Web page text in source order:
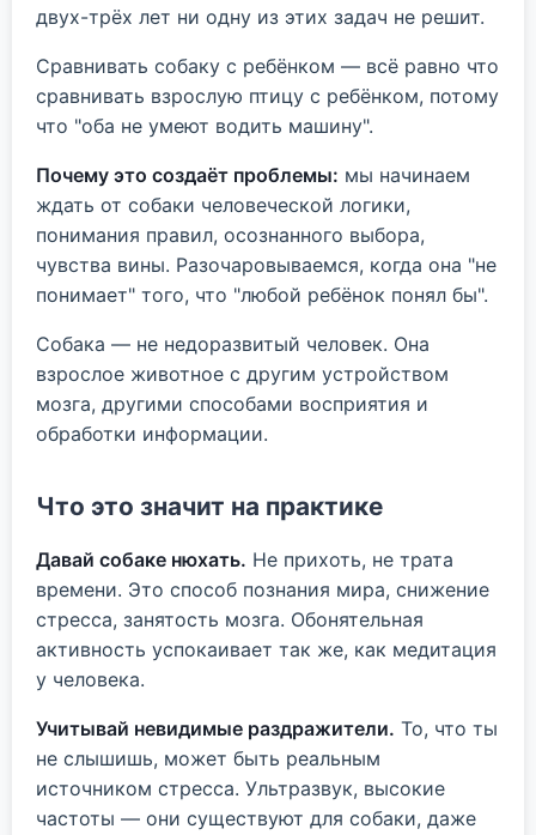
двух-трёх лет ни одну из этих задач не решит.
Сравнивать собаку с ребёнком — всё равно что
сравнивать взрослую птицу с ребёнком, потому
что "оба не умеют водить машину".
Почему это создаёт проблемы: мы начинаем
ждать от собаки человеческой логики,
понимания правил, осознанного выбора,
чувства вины. Разочаровываемся, когда она "не
понимает" того, что "любой ребёнок понял бы".
Собака — не недоразвитый человек. Она
взрослое животное с другим устройством
мозга, другими способами восприятия и
обработки информации.
Что это значит на практике
Давай собаке нюхать. Не прихоть, не трата
времени. Это способ познания мира, снижение
стресса, занятость мозга. Обонятельная
активность успокаивает так же, как медитация
у человека.
Учитывай невидимые раздражители. То, что ты
не слышишь, может быть реальным
источником стресса. Ультразвук, высокие
частоты — они существуют для собаки, даже